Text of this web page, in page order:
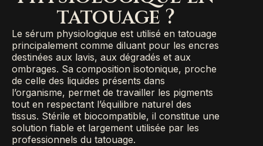
tatouage ?
Le sérum physiologique est utilisé en tatouage
principalement comme diluant pour les encres
destinées aux lavis, aux dégradés et aux
ombrages. Sa composition isotonique, proche
de celle des liquides présents dans
l’organisme, permet de travailler les pigments
tout en respectant l’équilibre naturel des
tissus. Stérile et biocompatible, il constitue une
solution fiable et largement utilisée par les
professionnels du tatouage.